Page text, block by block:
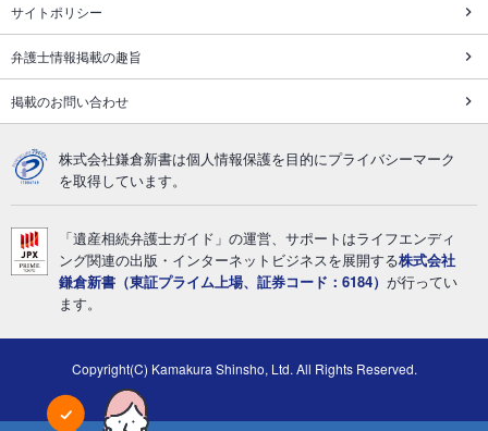
サイトポリシー
弁護士情報掲載の趣旨
掲載のお問い合わせ
株式会社鎌倉新書は個人情報保護を目的にプライバシーマーク
を取得しています。
「遺産相続弁護士ガイド」の運営、サポートはライフエンディ
ング関連の出版・インターネットビジネスを展開する株式会社
鎌倉新書（東証プライム上場、証券コード：6184） が行ってい
ます。
Copyright(C) Kamakura Shinsho, Ltd. All Rights Reserved.